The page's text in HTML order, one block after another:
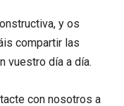
y os
compartir las
vuestro día a día.
con nosotros a